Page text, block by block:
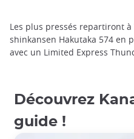
Les plus pressés repartiront à
shinkansen Hakutaka 574 en
avec un Limited Express
Découvrez
guide !